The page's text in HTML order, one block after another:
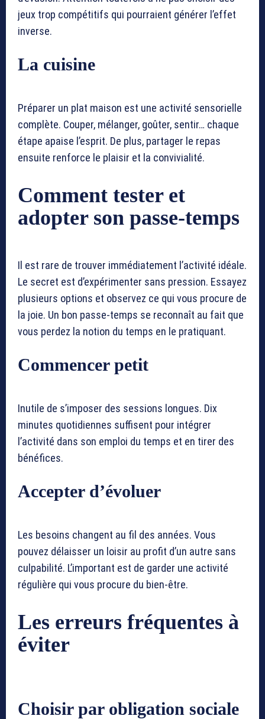
jeux trop compétitifs qui pourraient générer l’effet
inverse.
La cuisine
Préparer un plat maison est une activité sensorielle
complète. Couper, mélanger, goûter, sentir… chaque
étape apaise l’esprit. De plus, partager le repas
ensuite renforce le plaisir et la convivialité.
Comment tester et
adopter son passe-temps
Il est rare de trouver immédiatement l’activité idéale.
Le secret est d’expérimenter sans pression. Essayez
plusieurs options et observez ce qui vous procure de
la joie. Un bon passe-temps se reconnaît au fait que
vous perdez la notion du temps en le pratiquant.
Commencer petit
Inutile de s’imposer des sessions longues. Dix
minutes quotidiennes suffisent pour intégrer
l’activité dans son emploi du temps et en tirer des
bénéfices.
Accepter d’évoluer
Les besoins changent au fil des années. Vous
pouvez délaisser un loisir au profit d’un autre sans
culpabilité. L’important est de garder une activité
régulière qui vous procure du bien-être.
Les erreurs fréquentes à
éviter
Choisir par obligation sociale